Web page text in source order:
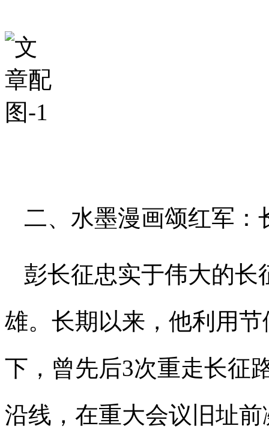
二、 水墨漫画颂红军：
彭长征忠实于伟大的长
雄。长期以来，他利用
下，曾先后3次重走长征
沿线，在重大会议旧址